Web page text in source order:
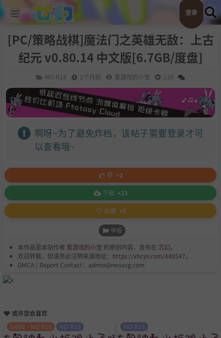
登录
[PC/策略战棋]魔法门之英雄无敌：上古
纪元 v0.80.14 中文版[6.7GB/度盘]
NO-R18 2个月前 爱游戏的小宝 138
啊呀~为了避免炸档，该帖子需要登录才可
以查看哦~
赞 +2
下载 +23
收藏 +3
举报
本作品是本站作者 爱游戏的小宝 的原创内容，发布在 芯幻。
欢迎转载，但请务必注明来源地址： https://xhcyv.com/448547。
DMCA / Report Contact：admin@neoacg.com
或许您会喜欢
GAME - NO R18 NO-R18 NO-R18